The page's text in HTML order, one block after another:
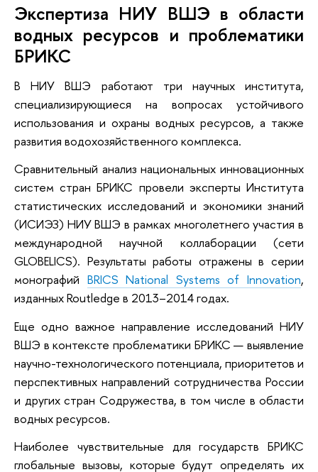
Экспертиза НИУ ВШЭ в области
водных ресурсов и проблематики
БРИКС
В НИУ ВШЭ работают три научных института,
специализирующиеся на вопросах устойчивого
использования и охраны водных ресурсов, а также
развития водохозяйственного комплекса.
Сравнительный анализ национальных инновационных
систем стран БРИКС провели эксперты Института
статистических исследований и экономики знаний
(ИСИЭЗ) НИУ ВШЭ в рамках многолетнего участия в
международной научной коллаборации (сети
GLOBELICS). Результаты работы отражены в серии
монографий BRICS National Systems of Innovation,
изданных Routledge в 2013–2014 годах.
Еще одно важное направление исследований НИУ
ВШЭ в контексте проблематики БРИКС — выявление
научно-технологического потенциала, приоритетов и
перспективных направлений сотрудничества России
и других стран Содружества, в том числе в области
водных ресурсов.
Наиболее чувствительные для государств БРИКС
глобальные вызовы, которые будут определять их